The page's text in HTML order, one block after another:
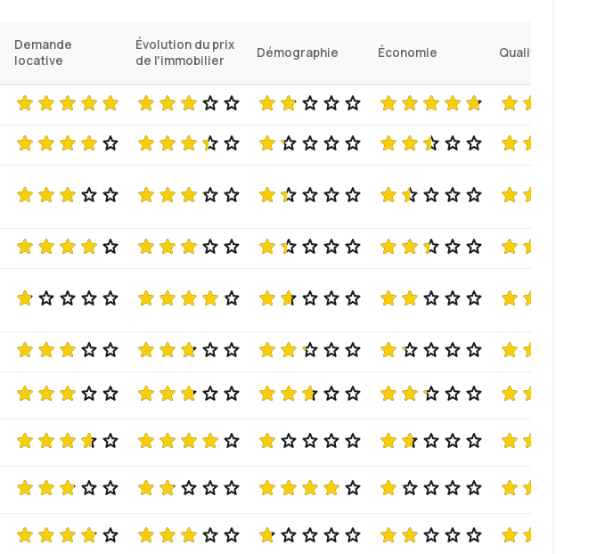
Demande
locative
Évolution du prix
de l'immobilier
Démographie Économie Qualité de vie